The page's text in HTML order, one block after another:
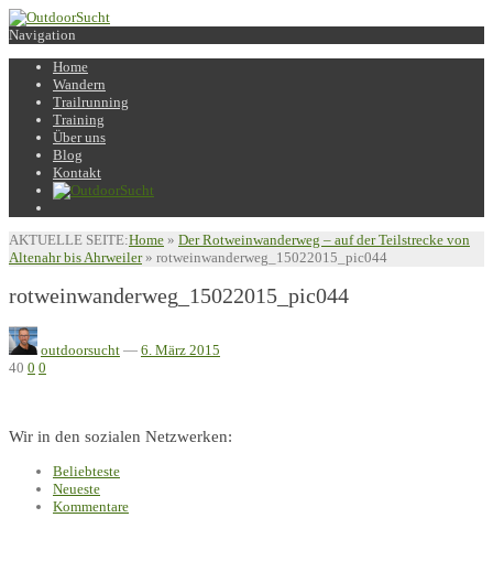
Navigation
Home
Wandern
Trailrunning
Training
Über uns
Blog
Kontakt
AKTUELLE SEITE:Home » Der Rotweinwanderweg – auf der Teilstrecke von
Altenahr bis Ahrweiler » rotweinwanderweg_15022015_pic044
rotweinwanderweg_15022015_pic044
outdoorsucht — 6. März 2015
40 0 0
Wir in den sozialen Netzwerken:
Beliebteste
Neueste
Kommentare